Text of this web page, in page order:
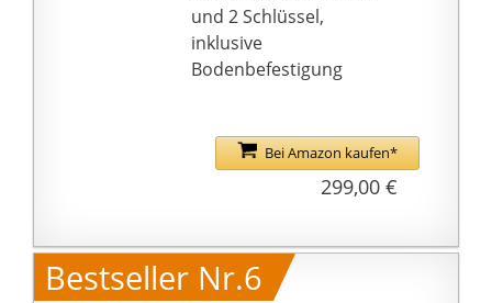
und 2 Schlüssel,
inklusive
Bodenbefestigung
Bei Amazon kaufen*
299,00 €
Bestseller Nr.6